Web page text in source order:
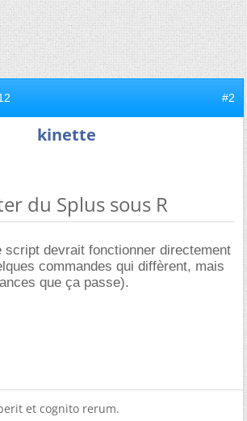
#2
kinette
du Splus sous R
script devrait fonctionner directement
commandes qui diffèrent, mais
que ça passe).
et cognito rerum.